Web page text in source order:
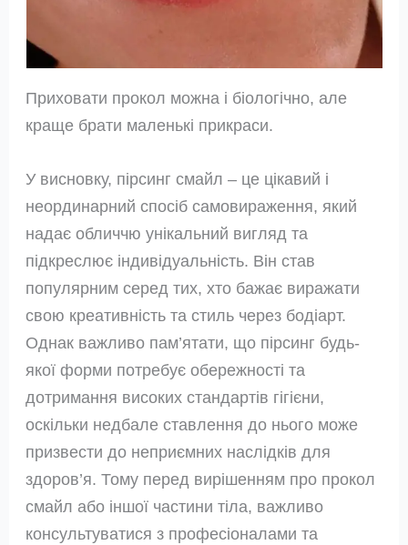
Приховати прокол можна і біологічно, але
краще брати маленькі прикраси.
У висновку, пірсинг смайл – це цікавий і
неординарний спосіб самовираження, який
надає обличчю унікальний вигляд та
підкреслює індивідуальність. Він став
популярним серед тих, хто бажає виражати
свою креативність та стиль через бодіарт.
Однак важливо пам’ятати, що пірсинг будь-
якої форми потребує обережності та
дотримання високих стандартів гігієни,
оскільки недбале ставлення до нього може
призвести до неприємних наслідків для
здоров’я. Тому перед вирішенням про прокол
смайл або іншої частини тіла, важливо
консультуватися з професіоналами та